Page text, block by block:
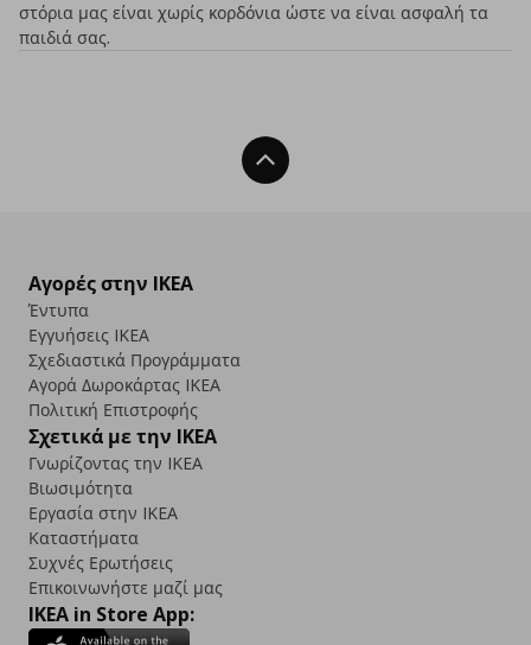
στόρια μας είναι χωρίς κορδόνια ώστε να είναι ασφαλή τα
παιδιά σας.
Back To Top
Αγορές στην IKEA
Έντυπα
Εγγυήσεις IKEA
Σχεδιαστικά Προγράμματα
Αγορά Δωρoκάρτας IKEA
Πολιτική Επιστροφής
Σχετικά με την IKEA
Γνωρίζοντας την IKEA
Βιωσιμότητα
Εργασία στην IKEA
Καταστήματα
Συχνές Ερωτήσεις
Επικοινωνήστε μαζί μας
IKEA in Store App: